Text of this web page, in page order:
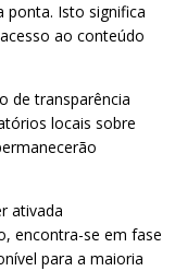
ponta. Isto significa
ao conteúdo
de transparência
locais sobre
ativada
encontra-se em fase
para a maioria